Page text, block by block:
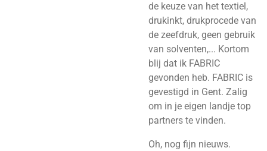
de keuze van het textiel,
drukinkt, drukprocede van
de zeefdruk, geen gebruik
van solventen,... Kortom
blij dat ik FABRIC
gevonden heb. FABRIC is
gevestigd in Gent. Zalig
om in je eigen landje top
partners te vinden.
Oh, nog fijn nieuws.